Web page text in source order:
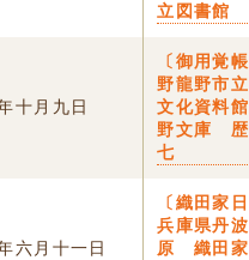
立図書館
十月九日
〔御用覚
野龍野市
文化資料
野文庫 歴
七
六月十一日
〔織田家
兵庫県丹
原 織田家